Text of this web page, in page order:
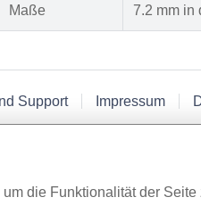
Maße 7.2 mm in
Support Impressum
die Funktionalität der Seite